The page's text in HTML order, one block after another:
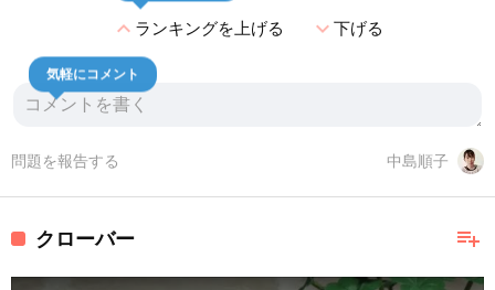
expand_lessランキングを上げる expand_more下げる
気軽にコメント
中島順子
問題を報告する
playlist_add
クローバー